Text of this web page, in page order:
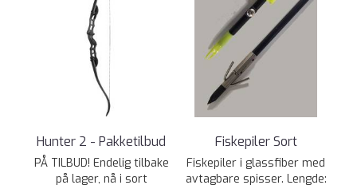
Hunter 2 - Pakketilbud
PÅ TILBUD! Endelig tilbake
på lager, nå i sort
Fiskepiler Sort
Fiskepiler i glassfiber med
avtagbare spisser. Lengde: